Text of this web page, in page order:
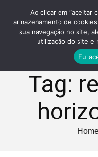
Tag:
Home
Ao clicar em “aceitar
armazenamento de
sua navegação no site,
utilização do site e
Eu